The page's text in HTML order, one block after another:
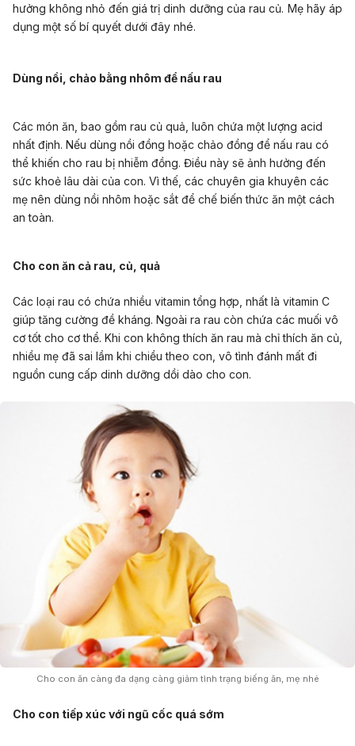
hưởng không nhỏ đến giá trị dinh dưỡng của rau củ. Mẹ hãy áp
dụng một số bí quyết dưới đây nhé.
Dùng nồi, chảo bằng nhôm để nấu rau
Các món ăn, bao gồm rau củ quả, luôn chứa một lượng acid
nhất định. Nếu dùng nồi đồng hoặc chảo đồng để nấu rau có
thể khiến cho rau bị nhiễm đồng. Điều này sẽ ảnh hưởng đến
sức khoẻ lâu dài của con. Vì thế, các chuyên gia khuyên các
mẹ nên dùng nồi nhôm hoặc sắt để chế biến thức ăn một cách
an toàn.
Cho con ăn cả rau, củ, quả
Các loại rau có chứa nhiều vitamin tổng hợp, nhất là vitamin C
giúp tăng cường đề kháng. Ngoài ra rau còn chứa các muối vô
cơ tốt cho cơ thể. Khi con không thích ăn rau mà chỉ thích ăn củ,
nhiều mẹ đã sai lầm khi chiều theo con, vô tình đánh mất đi
nguồn cung cấp dinh dưỡng dồi dào cho con.
Cho con ăn càng đa dạng càng giảm tình trạng biếng ăn, mẹ nhé
Cho con tiếp xúc với ngũ cốc quá sớm